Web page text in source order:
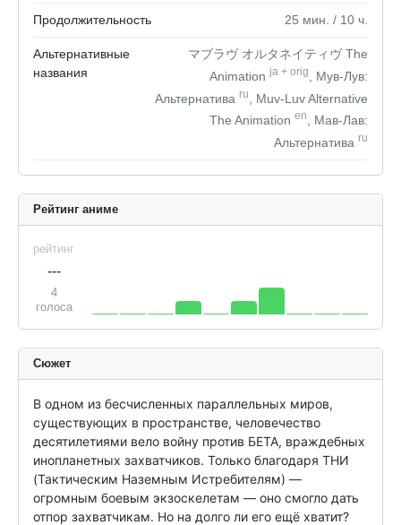
Продолжительность 25 мин. / 10 ч.
Альтернативные
названия
マブラヴ オルタネイティヴ The
Animationja + orig
, Мув-Лув:
Альтернатива ru
, Muv-Luv Alternative
The Animation en
, Мав-Лав:
Альтернатива ru
Рейтинг аниме
рейтинг
---
4
голоса
Сюжет
В одном из бесчисленных параллельных миров,
существующих в пространстве, человечество
десятилетиями вело войну против БЕТА, враждебных
инопланетных захватчиков. Только благодаря ТНИ
(Тактическим Наземным Истребителям) —
огромным боевым экзоскелетам — оно смогло дать
отпор захватчикам. Но на долго ли его ещё хватит?